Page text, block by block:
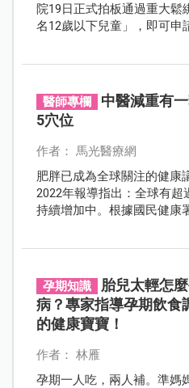
院19日正式拍板通過重大鬆
名12歲以下兒童」，即可申
醫師專欄
中醫減重有
5穴位
作者： 馬光醫療網
肥胖已成為全球關注的健康
2022年報導指出：全球有
持續增加中。根據國民健康
孕期知識
胎兒太輕怎
病？專家指導孕期飲食
的健康寶寶！
作者： 林雁
孕期一人吃，兩人補。準媽